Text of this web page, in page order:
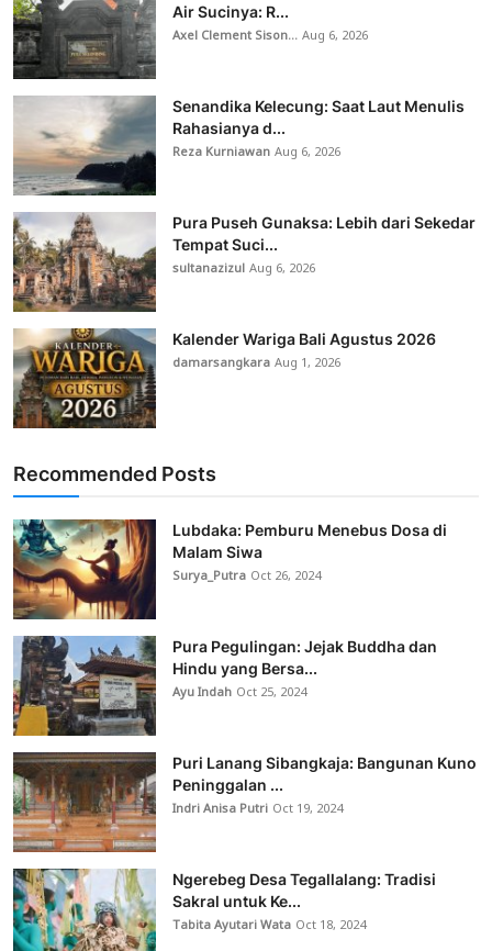
Air Sucinya: R...
Axel Clement Sison...Aug 6, 2026
Senandika Kelecung: Saat Laut Menulis
Rahasianya d...
Reza KurniawanAug 6, 2026
Pura Puseh Gunaksa: Lebih dari Sekedar
Tempat Suci...
sultanazizulAug 6, 2026
Kalender Wariga Bali Agustus 2026
damarsangkaraAug 1, 2026
Recommended Posts
Lubdaka: Pemburu Menebus Dosa di
Malam Siwa
Surya_Putra Oct 26, 2024
Pura Pegulingan: Jejak Buddha dan
Hindu yang Bersa...
Ayu Indah Oct 25, 2024
Puri Lanang Sibangkaja: Bangunan Kuno
Peninggalan ...
Indri Anisa Putri Oct 19, 2024
Ngerebeg Desa Tegallalang: Tradisi
Sakral untuk Ke...
Tabita Ayutari Wata Oct 18, 2024